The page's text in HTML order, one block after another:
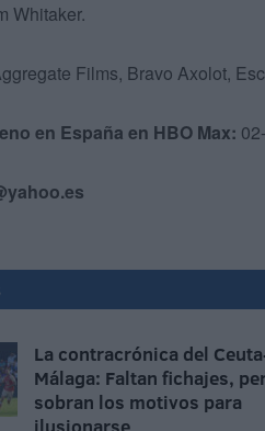
Whitaker.
Films, Bravo Axolot,
en España en HBO Max:
La contracrónica del
Málaga: Faltan fichajes,
sobran los motivos para